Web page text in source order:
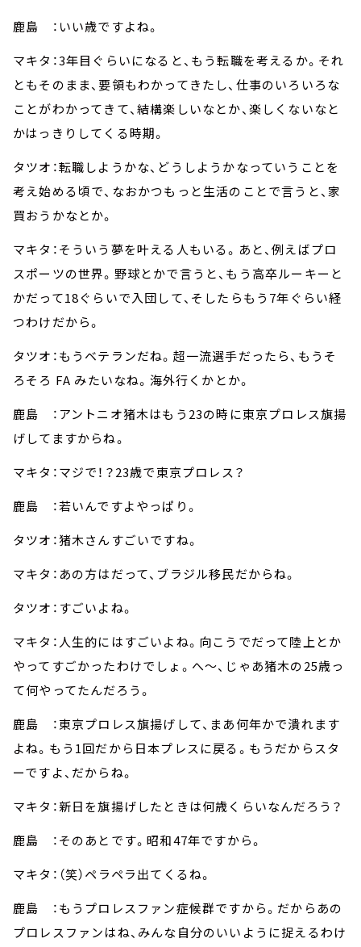
鹿島 ：いい歳ですよね。
マキタ：3年目ぐらいになると、もう転職を考えるか。それ
ともそのまま、要領もわかってきたし、仕事のいろいろな
ことがわかってきて、結構楽しいなとか、楽しくないなと
かはっきりしてくる時期。
タツオ：転職しようかな、どうしようかなっていうことを
考え始める頃で、なおかつもっと生活のことで言うと、家
買おうかなとか。
マキタ：そういう夢を叶える人もいる。あと、例えばプロ
スポーツの世界。野球とかで言うと、もう高卒ルーキーと
かだって18ぐらいで入団して、そしたらもう7年ぐらい経
つわけだから。
タツオ：もうベテランだね。超一流選手だったら、もうそ
ろそろ FA みたいなね。海外行くかとか。
鹿島 ：アントニオ猪木はもう23の時に東京プロレス旗揚
げしてますからね。
マキタ：マジで！？23歳で東京プロレス？
鹿島 ：若いんですよやっぱり。
タツオ：猪木さんすごいですね。
マキタ：あの方はだって、ブラジル移民だからね。
タツオ：すごいよね。
マキタ：人生的にはすごいよね。向こうでだって陸上とか
やってすごかったわけでしょ。へ～、じゃあ猪木の25歳っ
て何やってたんだろう。
鹿島 ：東京プロレス旗揚げして、まあ何年かで潰れます
よね。もう1回だから日本プレスに戻る。もうだからスタ
ーですよ、だからね。
マキタ：新日を旗揚げしたときは何歳くらいなんだろう？
鹿島 ：そのあとです。昭和47年ですから。
マキタ：（笑）ペラペラ出てくるね。
鹿島 ：もうプロレスファン症候群ですから。だからあの
プロレスファンはね、みんな自分のいいように捉えるわけ